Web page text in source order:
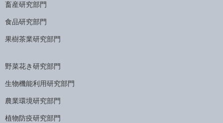
畜産研究部門
食品研究部門
果樹茶業研究部門
野菜花き研究部門
生物機能利用研究部門
農業環境研究部門
植物防疫研究部門